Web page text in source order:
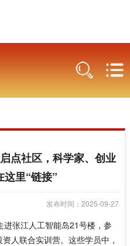
点社区，科学家、创业
里“链接”
发布时间：2025-09-27
张江人工智能岛21号楼，参
资人联合实训营。这些学员中，